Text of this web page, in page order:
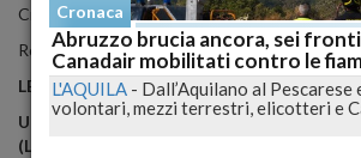
Crolla un muro a Napoli, travolte 8 auto
Roma in tilt, alberti caduti. Trovato sciatore
LE VITTIME
Un automobilista di 41 anni è morto a
(Lucca), quando la sua auto è stata travolta
Cronaca
Abruzzo brucia ancora, sei
Canadair mobilitati contro le
L'AQUILA - Dall’Aquilano al Pescarese
volontari, mezzi terrestri, elicotteri e